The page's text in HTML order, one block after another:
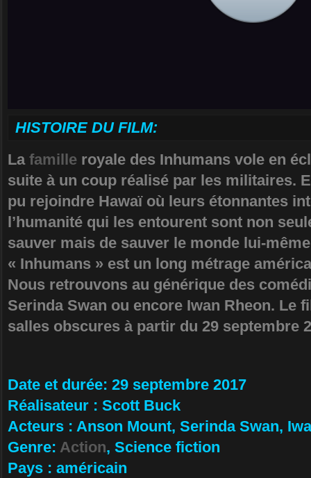
HISTOIRE DU FILM:
La famille royale des Inhumans vole en
suite à un coup réalisé par les militaires.
pu rejoindre Hawaï où leurs étonnantes
l’humanité qui les entourent sont non
sauver mais de sauver le monde lui-
« Inhumans » est un long métrage
Nous retrouvons au générique des
Serinda Swan ou encore Iwan Rheon. Le
salles obscures à partir du 29 septembre
Da­te et durée: 29 septembre 2017
Ré­alisateur : Scott Buck
Ac­teurs : Anson Mount, Serinda Swan,
Ge­nre: Action, Science fiction
Pa­ys : américain